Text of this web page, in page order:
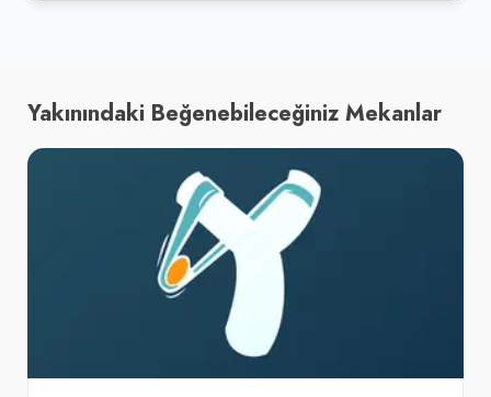
Yakınındaki Beğenebileceğiniz Mekanlar